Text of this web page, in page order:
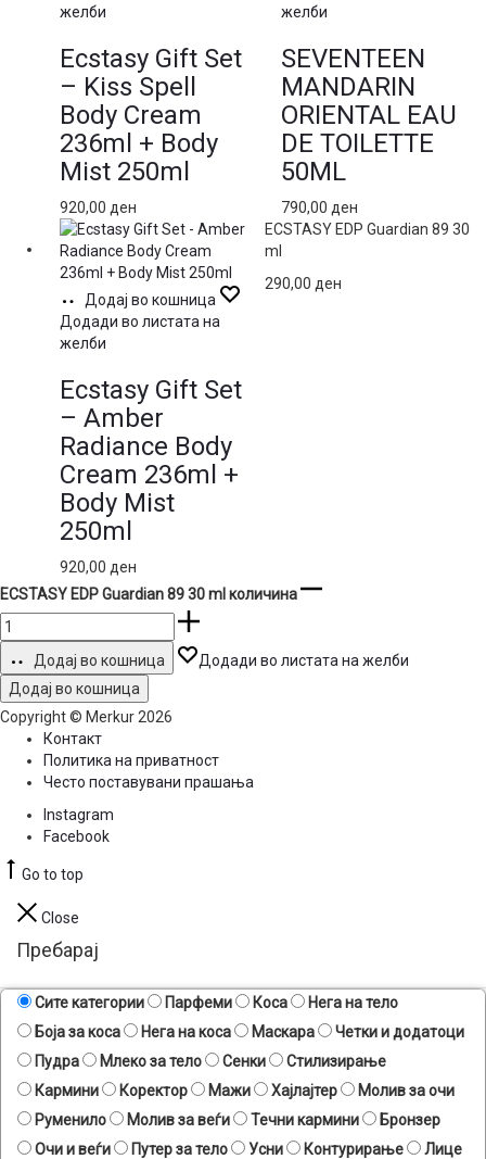
желби
Ecstasy Gift Set
– Kiss Spell
Body Cream
236ml + Body
Mist 250ml
920,00 ден
желби
SEVENTEEN
MANDARIN
ORIENTAL EAU
DE TOILETTE
50ML
790,00 ден
Додај во кошница
Додади во листата на
желби
Ecstasy Gift Set
– Amber
Radiance Body
Cream 236ml +
Body Mist
250ml
920,00 ден
ECSTASY EDP Guardian 89 30
ml
290,00 ден
ECSTASY EDP Guardian 89 30 ml количина
Додај во кошница
Додади во листата на желби
Додај во кошница
Copyright © Merkur 2026
Контакт
Политика на приватност
Често поставувани прашања
Instagram
Facebook
Go to top
Close
Пребарај
Сите категории Парфеми Коса
Нега на тело
Боја за коса
Нега на коса Маскара
Четки и додатоци
Пудра
Млеко за тело Сенки
Стилизирање
Кармини
Коректор Мажи Хајлајтер
Молив за очи
Руменило
Молив за веѓи Течни кармини
Бронзер
Очи и веѓи
Путер за тело Усни Контурирање
Лице